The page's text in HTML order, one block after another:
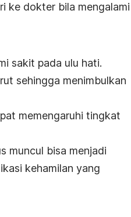
ke dokter bila mengalami
sakit pada ulu hati.
sehingga menimbulkan
memengaruhi tingkat
muncul bisa menjadi
kehamilan yang